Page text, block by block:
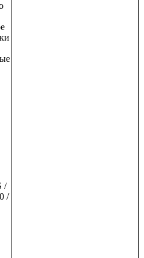
/
/